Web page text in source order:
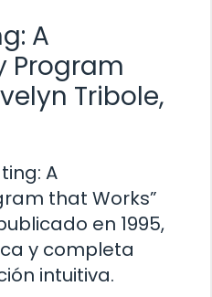
A
Program
Tribole,
A
that Works”
en 1995,
y completa
intuitiva.